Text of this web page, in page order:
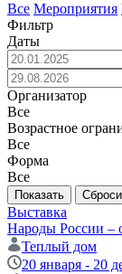
Все Мероприятия
Фильтр
Даты
Организатор
Все
Возрастное
Все
Форма
Все
Выставка
Народы России –
Теплый дом
20 января - 20